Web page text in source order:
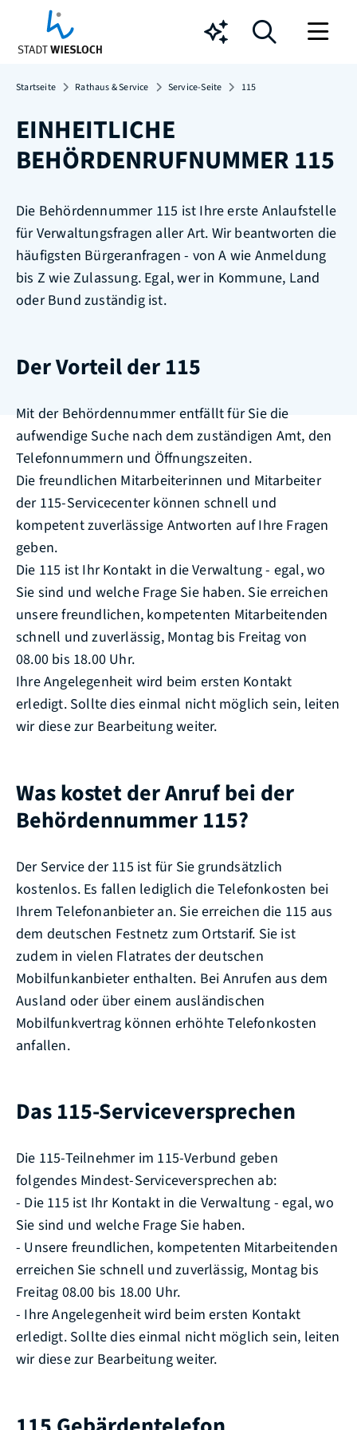
Chatbot
Startseite Rathaus & Service Service-Seite 115
EINHEITLICHE
BEHÖRDENRUFNUMMER 115
Die Behördennummer 115 ist Ihre erste Anlaufstelle
für Verwaltungsfragen aller Art. Wir beantworten die
häufigsten Bürgeranfragen - von A wie Anmeldung
bis Z wie Zulassung. Egal, wer in Kommune, Land
oder Bund zuständig ist.
Der Vorteil der 115
Mit der Behördennummer entfällt für Sie die
aufwendige Suche nach dem zuständigen Amt, den
Telefonnummern und Öffnungszeiten.
Die freundlichen Mitarbeiterinnen und Mitarbeiter
der 115-Servicecenter können schnell und
kompetent zuverlässige Antworten auf Ihre Fragen
geben.
Die 115 ist Ihr Kontakt in die Verwaltung - egal, wo
Sie sind und welche Frage Sie haben. Sie erreichen
unsere freundlichen, kompetenten Mitarbeitenden
schnell und zuverlässig, Montag bis Freitag von
08.00 bis 18.00 Uhr.
Ihre Angelegenheit wird beim ersten Kontakt
erledigt. Sollte dies einmal nicht möglich sein, leiten
wir diese zur Bearbeitung weiter.
Was kostet der Anruf bei der
Behördennummer 115?
Der Service der 115 ist für Sie grundsätzlich
kostenlos. Es fallen lediglich die Telefonkosten bei
Ihrem Telefonanbieter an. Sie erreichen die 115 aus
dem deutschen Festnetz zum Ortstarif. Sie ist
zudem in vielen Flatrates der deutschen
Mobilfunkanbieter enthalten. Bei Anrufen aus dem
Ausland oder über einem ausländischen
Mobilfunkvertrag können erhöhte Telefonkosten
anfallen.
Das 115-Serviceversprechen
Die 115-Teilnehmer im 115-Verbund geben
folgendes Mindest-Serviceversprechen ab:
- Die 115 ist Ihr Kontakt in die Verwaltung - egal, wo
Sie sind und welche Frage Sie haben.
- Unsere freundlichen, kompetenten Mitarbeitenden
erreichen Sie schnell und zuverlässig, Montag bis
Freitag 08.00 bis 18.00 Uhr.
- Ihre Angelegenheit wird beim ersten Kontakt
erledigt. Sollte dies einmal nicht möglich sein, leiten
wir diese zur Bearbeitung weiter.